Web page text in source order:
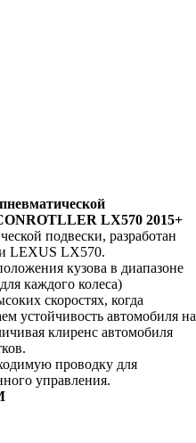
LX570 2015+
подвески, разработан
LEXUS LX570.
кузова в диапазоне
каждого колеса)
скоростях, когда
устойчивость автомобиля на
клиренс автомобиля
проводку для
управления.